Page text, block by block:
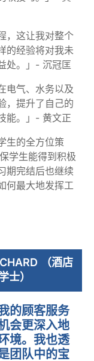
，这让我对整个
的经验将对我未
处。」- 沉冠匡
电气、水务以及
，提升了自己的
能。」- 黄文正
生的全方位策
学生能得到积极
期完结后也继续
何最大地发挥工
（酒店
士）
的顾客服务
会更深入地
境。我也透
团队中的宝